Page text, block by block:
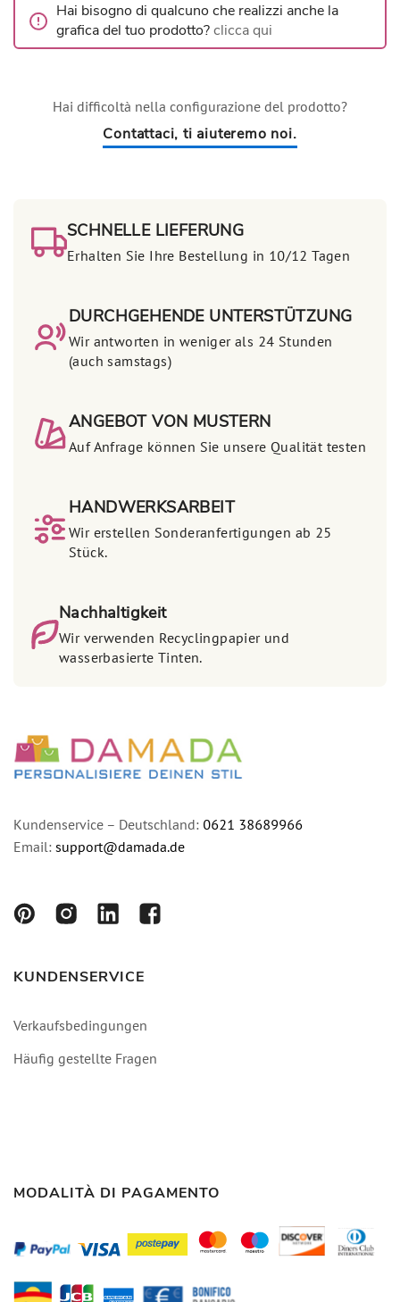
Hai bisogno di qualcuno che realizzi anche la
grafica del tuo prodotto?clicca qui
Hai difficoltà nella configurazione del prodotto?
Contattaci, ti aiuteremo noi.
SCHNELLE LIEFERUNG
Erhalten Sie Ihre Bestellung in 10/12 Tagen
DURCHGEHENDE UNTERSTÜTZUNG
Wir antworten in weniger als 24 Stunden
(auch samstags)
ANGEBOT VON MUSTERN
Auf Anfrage können Sie unsere Qualität testen
HANDWERKSARBEIT
Wir erstellen Sonderanfertigungen ab 25
Stück.
Nachhaltigkeit
Wir verwenden Recyclingpapier und
wasserbasierte Tinten.
Kundenservice – Deutschland: 0621 38689966
Email: support@damada.de
KUNDENSERVICE
Verkaufsbedingungen
Häufig gestellte Fragen
MODALITÀ DI PAGAMENTO